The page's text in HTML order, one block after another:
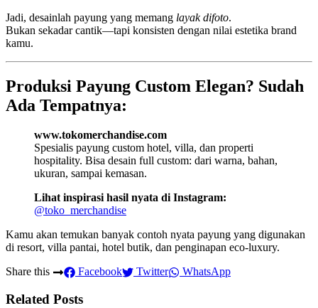
Jadi, desainlah payung yang memang layak difoto.
Bukan sekadar cantik—tapi konsisten dengan nilai estetika brand
kamu.
Produksi Payung Custom Elegan? Sudah
Ada Tempatnya:
www.tokomerchandise.com
Spesialis payung custom hotel, villa, dan properti
hospitality. Bisa desain full custom: dari warna, bahan,
ukuran, sampai kemasan.
Lihat inspirasi hasil nyata di Instagram:
@toko_merchandise
Kamu akan temukan banyak contoh nyata payung yang digunakan
di resort, villa pantai, hotel butik, dan penginapan eco-luxury.
Share this
Facebook Twitter WhatsApp
Related Posts